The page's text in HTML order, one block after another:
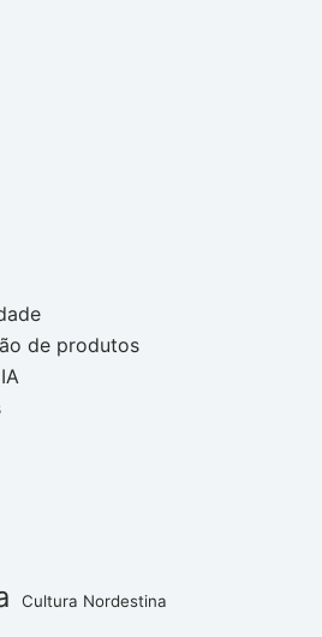
de produtos
Cultura Nordestina